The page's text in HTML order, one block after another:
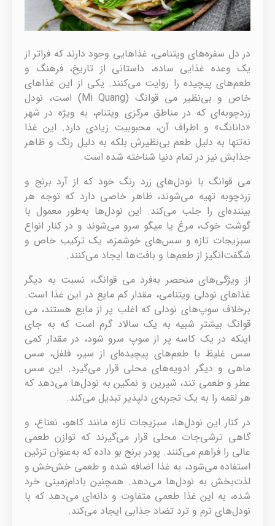
در دل سفره‌های ویتنامی، غذاهایی وجود دارند که فراتر از
یک وعده غذایی ساده، داستانی از تاریخ، فرهنگ و
طعم‌های پیچیده را روایت می‌کنند. یکی از این غذاهای
خاص و بی‌نظیر می قوانگ (Mi Quang) است، نودل
زردچوبه‌ای که در مناطق مرکزی ویتنام، به ویژه در شهر
«دانانگ» و اطراف آن، محبوبیت زیادی دارد. این غذا
نه‌تنها به دلیل طعم بی‌نظیرش بلکه به دلیل رنگ و ظاهر
جذابش نیز در تمام دنیا شناخته شده است.
می قوانگ با نودل‌های زرد رنگ خود که از آرد برنج و
زردچوبه تهیه می‌شوند، ظاهر خاصی دارد که توجه هر
بیننده‌ای را جلب می‌کند. این نودل‌ها به‌طور معمول با
گوشت خوک، مرغ یا میگو سرو می‌شوند و در کنار انواع
سبزیجات تازه و سس‌های خوشمزه، یک ترکیب خاص و
شگفت‌انگیز از طعم‌ها و بافت‌ها ایجاد می‌کنند.
از ویژگی‌های منحصر به‌فرد می قوانگ، نسبت به دیگر
غذاهای نودلی ویتنامی، مقدار کم مایع در این غذا است.
برخلاف سوپ‌های نودلی که اغلب پر از مایع هستند، می
قوانگ بیشتر شبیه به یک سالاد گرم است که به جای
اینکه در یک کاسه پر از سوپ سرو شود، در مقدار کمی
سس غلیظ با طعم‌های پیچیده‌ای از سیر، فلفل، سس
ماهی و دیگر ادویه‌های محلی قرار می‌گیرد. این سس
عطر و طعمی تند، شیرین و نمکین به نودل‌ها می‌دهد که
هر لقمه را به یک تجربه‌ی دلپذیر تبدیل می‌کند.
در کنار این نودل‌ها، سبزیجات تازه مانند کاهو، نعناع، و
گاهی ترشی‌جات محلی قرار می‌گیرند که توازن طعمی
عالی را فراهم می‌کنند. پودر برنج بو داده که به‌عنوان تزئین
استفاده می‌شود، به غذا اضافه شده و طعمی خش‌خش و
لذت‌بخش به نودل‌ها می‌دهد. همچنین بادام‌زمینی خرد
شده، به این غذا طعمی متفاوت و دانه‌ای می‌دهد که با
نودل‌های نرم و ترد تضاد جذابی ایجاد می‌کند.